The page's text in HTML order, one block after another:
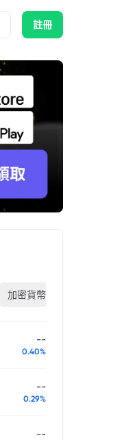
註冊
加密貨幣
--
0.40%
--
0.29%
--